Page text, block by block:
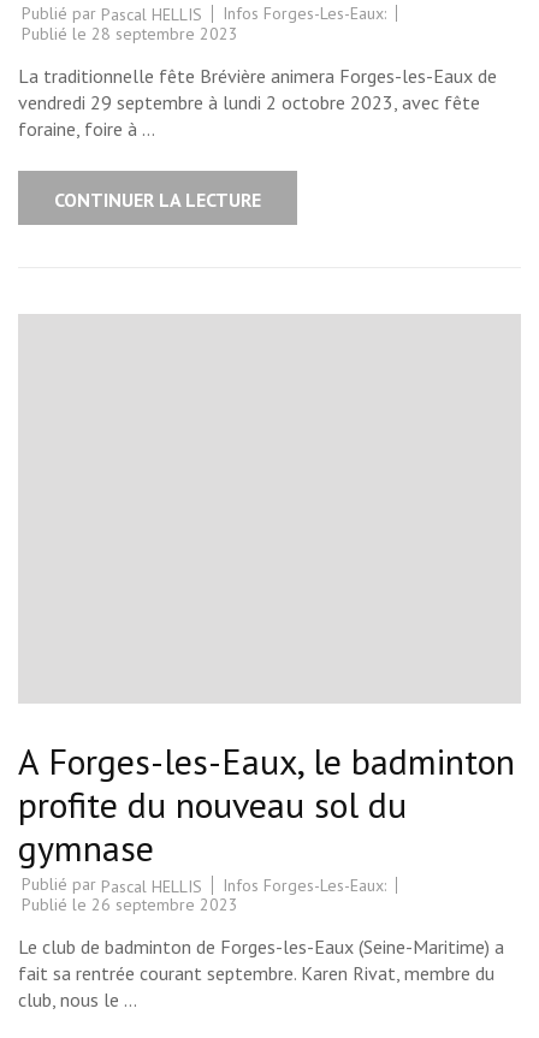
Publié par Pascal HELLIS
Infos Forges-Les-Eaux:
Publié le 28 septembre 2023
La traditionnelle fête Brévière animera Forges-les-Eaux de
vendredi 29 septembre à lundi 2 octobre 2023, avec fête
foraine, foire à …
CONTINUER LA LECTURE
A Forges-les-Eaux, le badminton
profite du nouveau sol du
gymnase
Publié par Pascal HELLIS
Infos Forges-Les-Eaux:
Publié le 26 septembre 2023
Le club de badminton de Forges-les-Eaux (Seine-Maritime) a
fait sa rentrée courant septembre. Karen Rivat, membre du
club, nous le …